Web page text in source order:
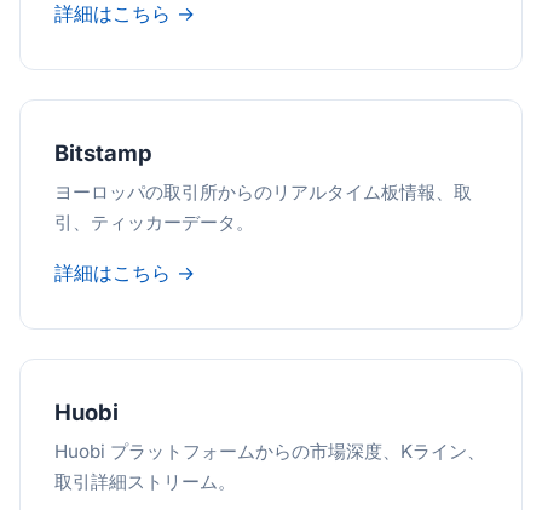
詳細はこちら →
Bitstamp
ヨーロッパの取引所からのリアルタイム板情報、取
引、ティッカーデータ。
詳細はこちら →
Huobi
Huobi プラットフォームからの市場深度、Kライン、
取引詳細ストリーム。